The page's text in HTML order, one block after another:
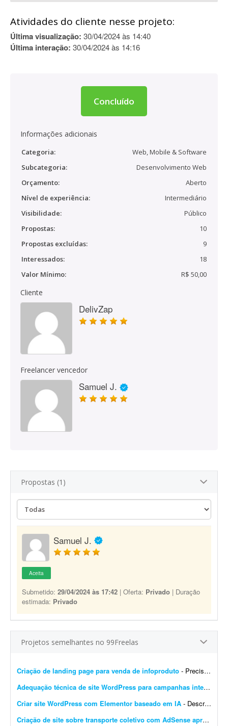
Atividades do cliente nesse projeto:
Última visualização: 30/04/2024 às 14:40
Última interação: 30/04/2024 às 14:16
Concluído
Informações adicionais
Categoria:
Web, Mobile & Software
Subcategoria:
Desenvolvimento Web
Orçamento:
Aberto
Nível de experiência:
Intermediário
Visibilidade:
Público
Propostas:
10
Propostas excluídas:
9
Interessados:
18
Valor Mínimo:
R$ 50,00
Cliente
DelivZap
Freelancer vencedor
Samuel J.
Propostas (1)
Samuel J.
Aceita
Submetido: 29/04/2024 às 17:42 | Oferta: Privado | Duração
estimada: Privado
Projetos semelhantes no 99Freelas
Criação de landing page para venda de infoproduto - Preciso de profissional que crie uma landing page que gere conversão para infoproduto. A página deve ter conteúdo e layout focados em vendas, com elementos que incentivem a con...
Adequação técnica de site WordPress para campanhas internacionais
Criar site WordPress com Elementor baseado em IA - Descrição do Projeto: Candidate-se se você tem experiência comprovada com essa demanda. Envie junto à proposta sites que fez com Elementor, incluindo wireframes/ar...
Criação de site sobre transporte coletivo com AdSense aprovado